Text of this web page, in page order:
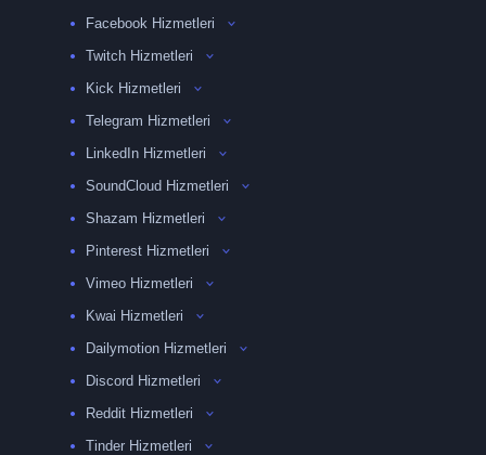
Facebook Hizmetleri
Twitch Hizmetleri
Kick Hizmetleri
Telegram Hizmetleri
LinkedIn Hizmetleri
SoundCloud Hizmetleri
Shazam Hizmetleri
Pinterest Hizmetleri
Vimeo Hizmetleri
Kwai Hizmetleri
Dailymotion Hizmetleri
Discord Hizmetleri
Reddit Hizmetleri
Tinder Hizmetleri